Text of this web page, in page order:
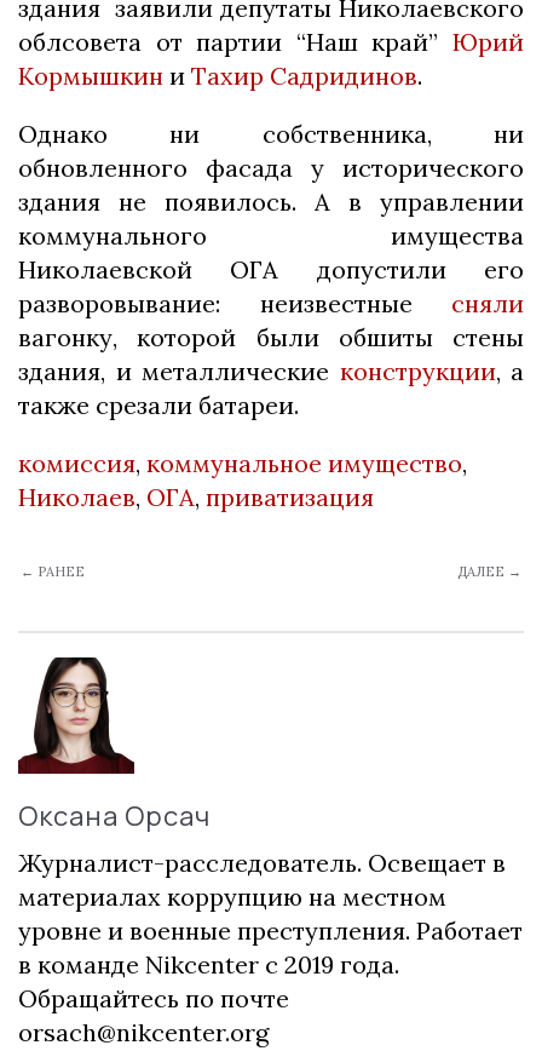
здания заявили депутаты Николаевского
облсовета от партии “Наш край” Юрий
Кормышкин и Тахир Садридинов.
Однако ни собственника, ни
обновленного фасада у исторического
здания не появилось. А в управлении
коммунального имущества
Николаевской ОГА допустили его
разворовывание: неизвестные сняли
вагонку, которой были обшиты стены
здания, и металлические конструкции, а
также срезали батареи.
комиссия, коммунальное имущество,
Николаев, ОГА, приватизация
← РАНЕЕ ДАЛЕЕ →
Оксана Орсач
Журналист-расследователь. Освещает в
материалах коррупцию на местном
уровне и военные преступления. Работает
в команде Nikcenter с 2019 года.
Обращайтесь по почте
orsach@nikcenter.org